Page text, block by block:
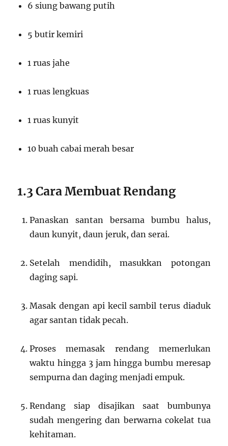
6 siung bawang putih
5 butir kemiri
1 ruas jahe
1 ruas lengkuas
1 ruas kunyit
10 buah cabai merah besar
1.3 Cara Membuat Rendang
Panaskan santan bersama bumbu halus,
daun kunyit, daun jeruk, dan serai.
Setelah mendidih, masukkan potongan
daging sapi.
Masak dengan api kecil sambil terus diaduk
agar santan tidak pecah.
Proses memasak rendang memerlukan
waktu hingga 3 jam hingga bumbu meresap
sempurna dan daging menjadi empuk.
Rendang siap disajikan saat bumbunya
sudah mengering dan berwarna cokelat tua
kehitaman.